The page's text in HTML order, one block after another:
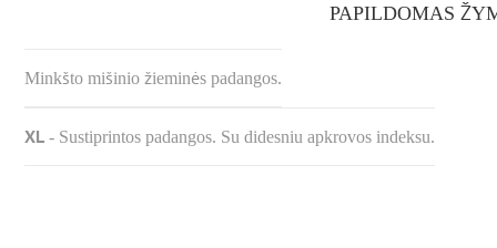
PAPILDOMAS
Minkšto mišinio žieminės padangos.
XL - Sustiprintos padangos. Su didesniu apkrovos indeksu.